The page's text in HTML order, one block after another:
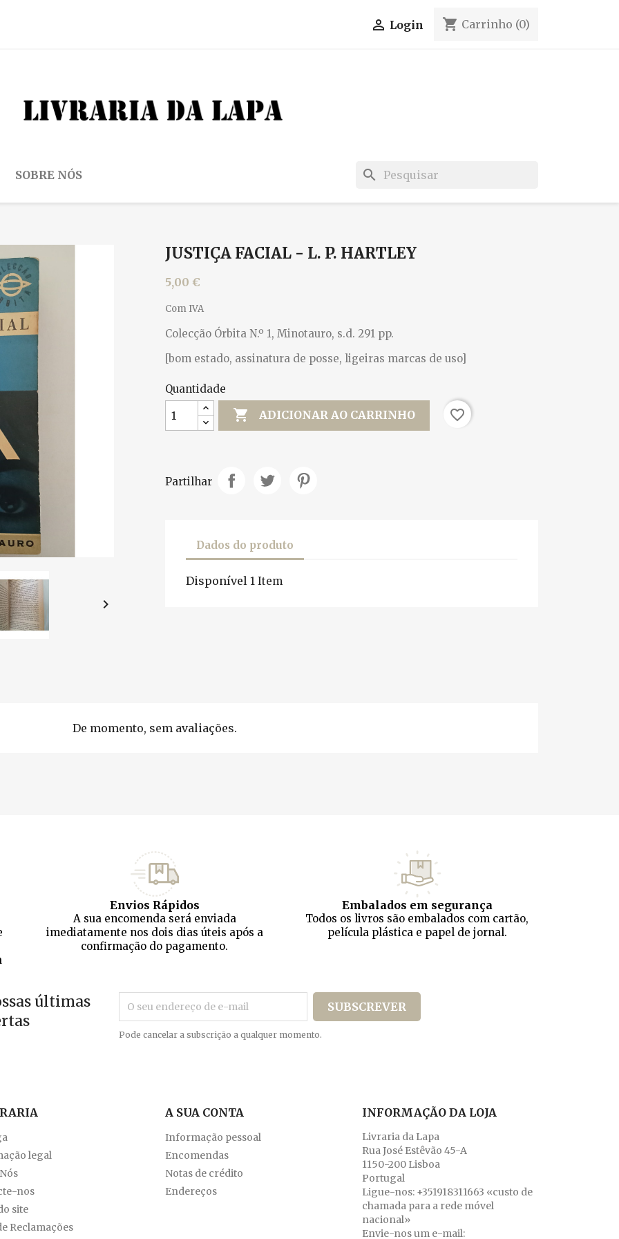
 Login shopping_cart Carrinho (0)
SOBRE NÓS search

JUSTIÇA FACIAL - L. P. HARTLEY
5,00 €
Com IVA
Colecção Órbita N.º 1, Minotauro, s.d. 291 pp.
[bom estado, assinatura de posse, ligeiras marcas de uso]
Quantidade
 ADICIONAR AO CARRINHO favorite_border
Partilhar
Dados do produto
Disponível 1 Item
De momento, sem avaliações.
Envios Rápidos
A sua encomenda será enviada
imediatamente nos dois dias úteis após a
confirmação do pagamento.
Embalados em segurança
Todos os livros são embalados com cartão,
película plástica e papel de jornal.
últimas
Pode cancelar a subscrição a qualquer momento.
legal
nos
site
Reclamações
A SUA CONTA
Informação pessoal
Encomendas
Notas de crédito
Endereços
INFORMAÇÃO DA LOJA
Livraria da Lapa
Rua José Estêvão 45-A
1150-200 Lisboa
Portugal
Ligue-nos: +351918311663 «custo de
chamada para a rede móvel
nacional»
Envie-nos um e-mail: